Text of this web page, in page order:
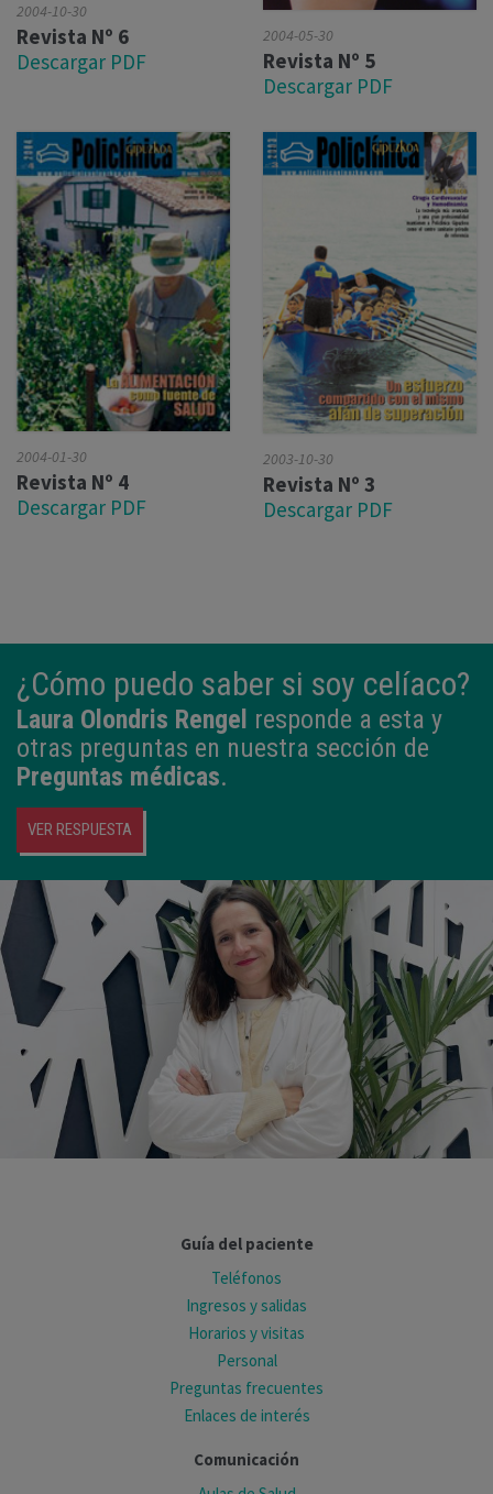
2004-10-30
Revista Nº 6
Descargar PDF
2004-05-30
Revista Nº 5
Descargar PDF
2004-01-30
Revista Nº 4
Descargar PDF
2003-10-30
Revista Nº 3
Descargar PDF
¿Cómo puedo saber si soy celíaco?
Laura Olondris Rengel responde a esta y
otras preguntas en nuestra sección de
Preguntas médicas.
VER RESPUESTA
Guía del paciente
Teléfonos
Ingresos y salidas
Horarios y visitas
Personal
Preguntas frecuentes
Enlaces de interés
Comunicación